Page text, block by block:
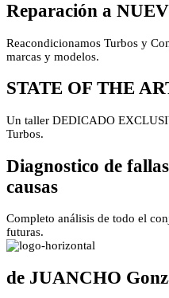
Reparación a
Reacondicionamos Turbos y
marcas y modelos.
STATE OF THE
Un taller DEDICADO
Turbos.
Diagnostico de
causas
Completo análisis de todo el
futuras.
de JUANCHO